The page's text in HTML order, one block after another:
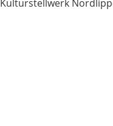
Kulturstellwerk